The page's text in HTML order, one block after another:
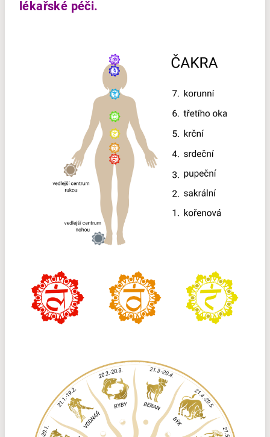
lékařské péči.